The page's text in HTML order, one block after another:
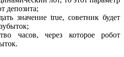
депозита;
значение true, советник будет
часов, через которое робот